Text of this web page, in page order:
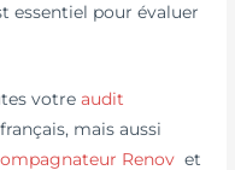
essentiel pour évaluer
votreaudit
mais aussi
Renov et